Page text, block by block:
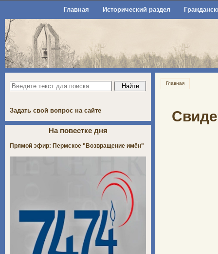
Главная Исторический раздел
Главная
Задать свой вопрос на сайте
На повестке дня
Прямой эфир: Пермское "Возвращение имён"